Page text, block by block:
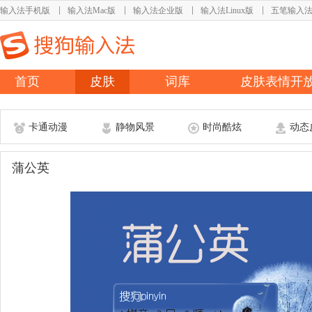
输入法手机版 输入法Mac版 输入法企业版 输入法Linux版 五笔输入法
首页 皮肤 词库 皮肤表情开
卡通动漫 静物风景 时尚酷炫 动态
蒲公英